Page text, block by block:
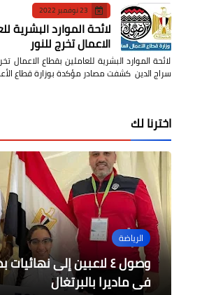
23 نوفمبر 2022
لائحة الموارد البشرية
الاعمال تخرج للنور
لائحة الموارد البشرية للعاملين بقطاع الاعمال
سراج الدين كشفت مصادر مؤكدة بوزارة قطاع
اخترنا لك
الرياضة
وصول ٤ لاعبين إلى
فى ماديرا بالبرتغال
أخبار مصر
الأمين العام للوكالة
أجل التنمية يزور أرمينيا
أخبار مصر
صبحي يناقش مع السفير
فتح آفاق جديدة للتعاون
أخبار مصر
المشاط تشارك في إطلاق
التمويل الأفريقية AFC
محافظات
الزراعات الصيفية في محافظة